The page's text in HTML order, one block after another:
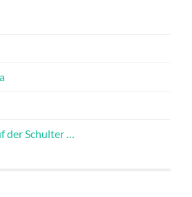
der Schulter …